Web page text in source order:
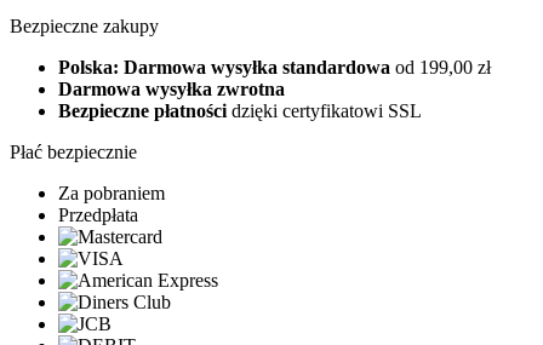
Bezpieczne zakupy
Polska: Darmowa wysyłka standardowa od 199,00 zł
Darmowa wysyłka zwrotna
Bezpieczne płatnościdzięki certyfikatowi SSL
Płać bezpiecznie
Za pobraniem
Przedpłata